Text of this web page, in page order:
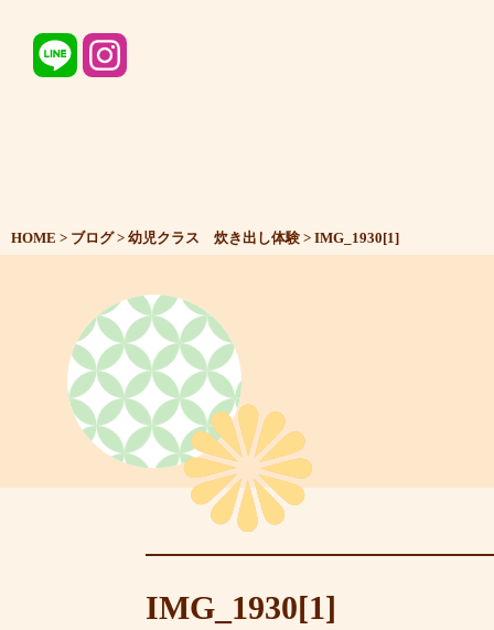
HOME > ブログ> 幼児クラス 炊き出し体験 > IMG_1930[1]
IMG_1930[1]